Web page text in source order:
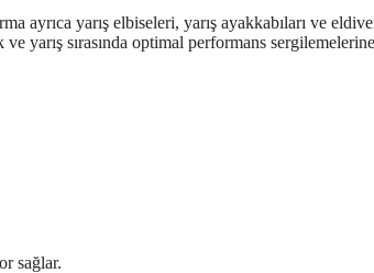
ayrıca yarış elbiseleri, yarış ayakkabıları ve
yarış sırasında optimal performans sergilemelerine
sağlar.